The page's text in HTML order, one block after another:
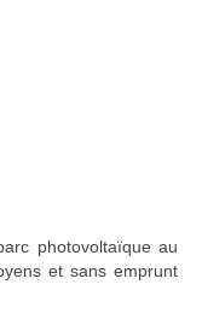
photovoltaïque au
et sans emprunt